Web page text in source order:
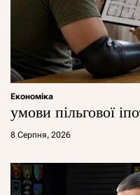
Економіка
умови пільгової
8 Серпня, 2026